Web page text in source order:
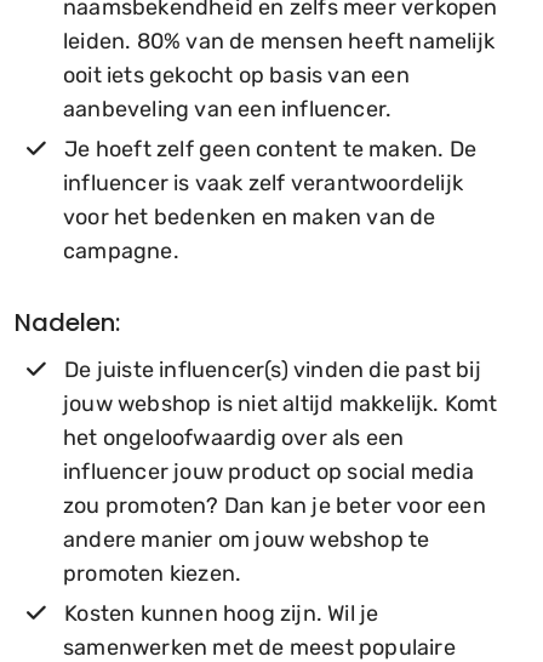
naamsbekendheid en zelfs meer verkopen
leiden. 80% van de mensen heeft namelijk
ooit iets gekocht op basis van een
aanbeveling van een influencer.
Je hoeft zelf geen content te maken. De
influencer is vaak zelf verantwoordelijk
voor het bedenken en maken van de
campagne.
Nadelen:
De juiste influencer(s) vinden die past bij
jouw webshop is niet altijd makkelijk. Komt
het ongeloofwaardig over als een
influencer jouw product op social media
zou promoten? Dan kan je beter voor een
andere manier om jouw webshop te
promoten kiezen.
Kosten kunnen hoog zijn. Wil je
samenwerken met de meest populaire